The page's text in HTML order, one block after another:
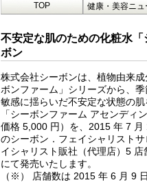
TOP 健康・美容ニュ
不安定な肌のための化粧水
ボン
株式会社シーボンは、植物由来
ボンファーム」シリーズから、
敏感に揺らいだ不安定な状態の
「シーボンファーム アセンディ
価格 5,000 円）を、2015 年 7
のシーボン．フェイシャリスト
イシャリスト販社（代理店）5
にて発売いたします。
（※） 店舗数は 2015 年 6 月 9